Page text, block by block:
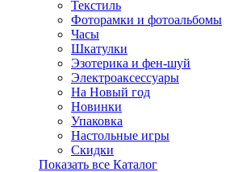
Текстиль
Фоторамки и фотоальбомы
Часы
Шкатулки
Эзотерика и фен-шуй
Электроаксессуары
На Новый год
Новинки
Упаковка
Настольные игры
Скидки
Показать все Каталог